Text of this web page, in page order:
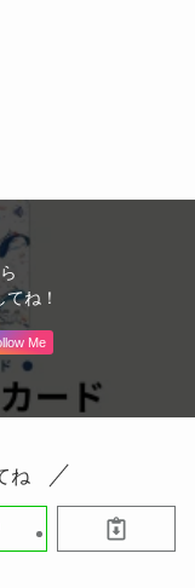
ね！
Me
ね